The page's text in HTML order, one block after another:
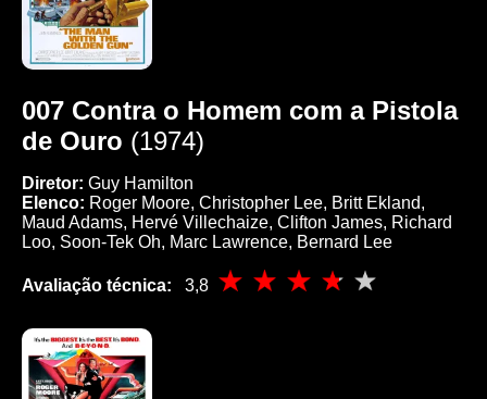
007 Contra o Homem com a Pistola
de Ouro (1974)
Diretor: Guy Hamilton
Elenco: Roger Moore, Christopher Lee, Britt Ekland,
Maud Adams, Hervé Villechaize, Clifton James, Richard
Loo, Soon-Tek Oh, Marc Lawrence, Bernard Lee
Avaliação técnica: 3,8